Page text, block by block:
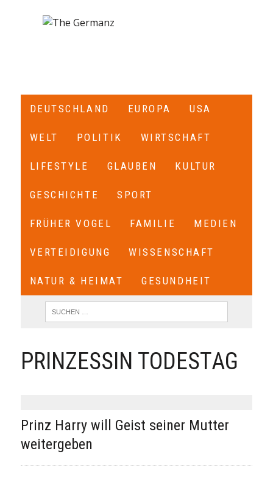
DEUTSCHLAND EUROPA USA
WELT POLITIK WIRTSCHAFT
LIFESTYLE GLAUBEN KULTUR
GESCHICHTE SPORT
FRÜHER VOGEL FAMILIE MEDIEN
VERTEIDIGUNG WISSENSCHAFT
NATUR & HEIMAT GESUNDHEIT
PRINZESSIN TODESTAG
Prinz Harry will Geist seiner Mutter
weitergeben